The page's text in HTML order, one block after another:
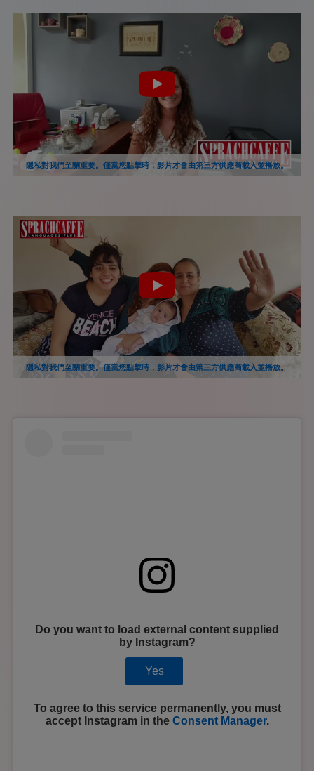
隱私對我們至關重要。僅當您點擊時，影片才會由第三方供應商載入並播放。
隱私對我們至關重要。僅當您點擊時，影片才會由第三方供應商載入並播放。
Do you want to load external content supplied
by Instagram?
Yes
To agree to this service permanently, you must
accept Instagramin the Consent Manager.